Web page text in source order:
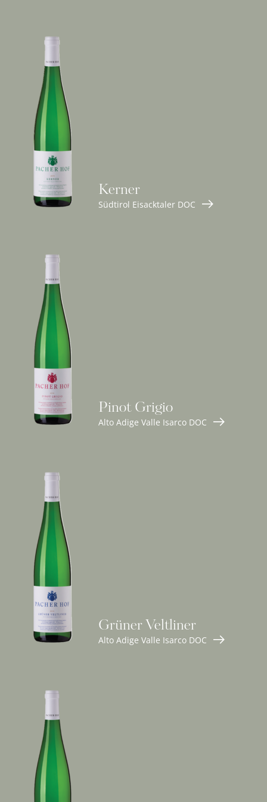
Kerner
Südtirol Eisacktaler DOC
Pinot Grigio
Alto Adige Valle Isarco DOC
Grüner Veltliner
Alto Adige Valle Isarco DOC